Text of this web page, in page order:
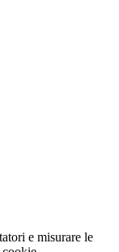
e misurare le